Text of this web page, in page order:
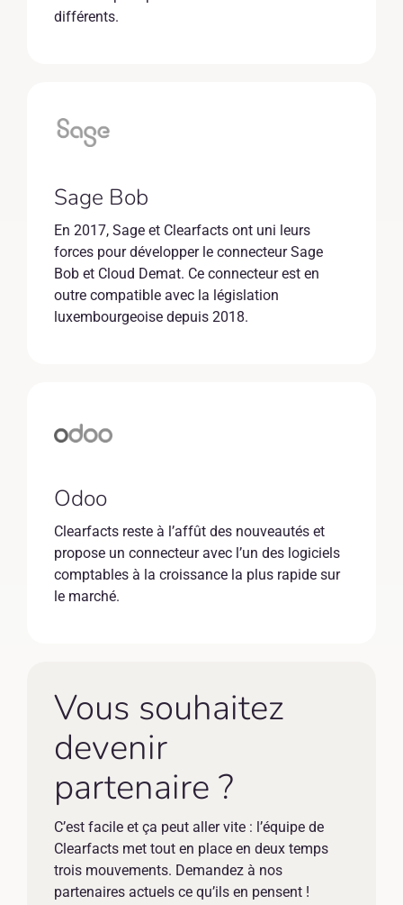
différents.
Sage Bob
En 2017, Sage et Clearfacts ont uni leurs
forces pour développer le connecteur Sage
Bob et Cloud Demat. Ce connecteur est en
outre compatible avec la législation
luxembourgeoise depuis 2018.
Odoo
Clearfacts reste à l’affût des nouveautés et
propose un connecteur avec l’un des logiciels
comptables à la croissance la plus rapide sur
le marché.
Vous souhaitez
devenir
partenaire ?
C’est facile et ça peut aller vite : l’équipe de
Clearfacts met tout en place en deux temps
trois mouvements. Demandez à nos
partenaires actuels ce qu’ils en pensent !